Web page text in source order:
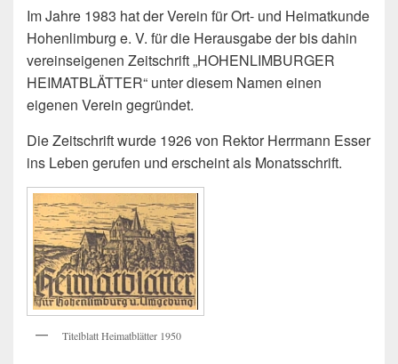
Im Jahre 1983 hat der Verein für Ort- und Heimatkunde
Hohenlimburg e. V. für die Herausgabe der bis dahin
vereinseigenen Zeitschrift „HOHENLIMBURGER
HEIMATBLÄTTER“ unter diesem Namen einen
eigenen Verein gegründet.
Die Zeitschrift wurde 1926 von Rektor Herrmann Esser
ins Leben gerufen und erscheint als Monatsschrift.
Titelblatt Heimatblätter 1950